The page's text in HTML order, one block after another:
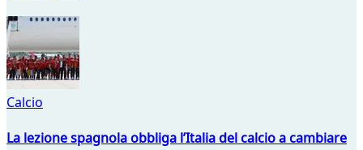
Calcio
La lezione spagnola obbliga l’Italia del calcio a cambiare